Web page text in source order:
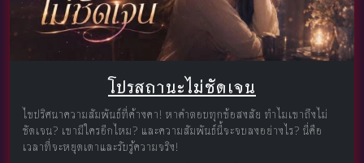
โปรสถานะไม่ชัดเจน
ไขปริศนาความสัมพันธ์ที่ค้างคา! หาคำตอบทุกข้อสงสัย ทำไมเขาถึงไม่
ชัดเจน? เขามีใครอีกไหม? และความสัมพันธ์นี้จะจบลงอย่างไร? นี่คือ
เวลาที่จะหยุดเดาและรับรู้ความจริง!